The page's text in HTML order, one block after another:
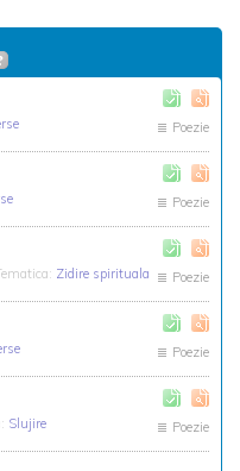
Poezie
Poezie
Zidire spirituala Poezie
Poezie
Slujire Poezie